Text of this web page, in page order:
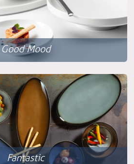
Good Mood
Fantastic